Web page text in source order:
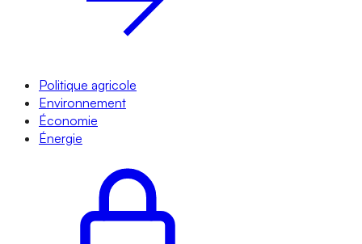
Politique agricole
Environnement
Économie
Énergie